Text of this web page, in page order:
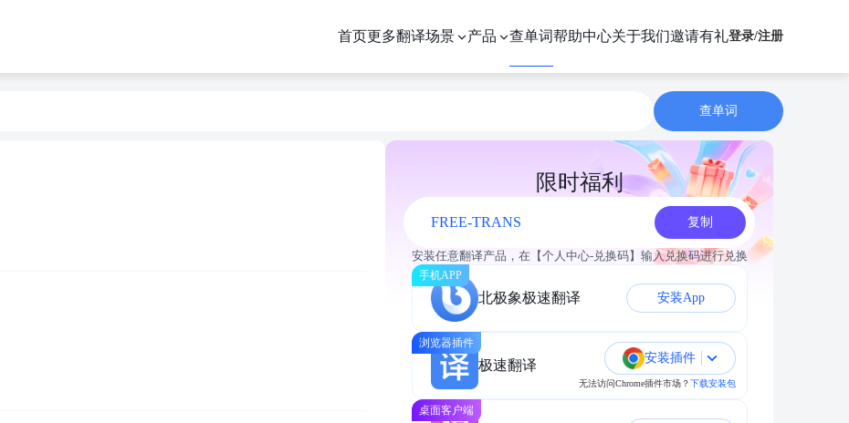
首页更多翻译场景 产品 查单词帮助中心关于我们邀请有礼登录/注册
查单词
限时福利
FREE-TRANS 复制
安装任意翻译产品，在【个人中心-兑换码】输入兑换码进行兑换
手机APP
北极象极速翻译 安装App
浏览器插件
极速翻译 安装插件
无法访问Chrome插件市场？下载安装包
桌面客户端